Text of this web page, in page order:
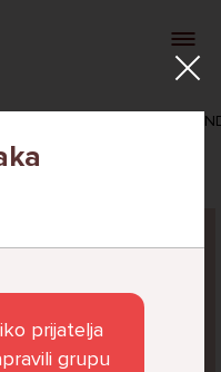
VERONIKA
prijatelja
grupu